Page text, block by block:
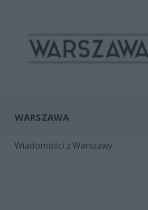
WARSZAWA
Wiadomości z Warszawy